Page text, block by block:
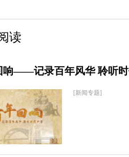
读
响——记录百年风华 聆听
[新闻专题]